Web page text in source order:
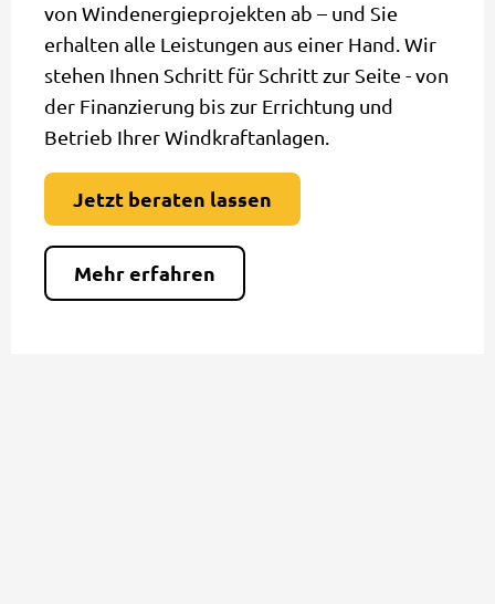
von Windenergieprojekten ab – und Sie
erhalten alle Leistungen aus einer Hand. Wir
stehen Ihnen Schritt für Schritt zur Seite - von
der Finanzierung bis zur Errichtung und
Betrieb Ihrer Windkraftanlagen.
Jetzt beraten lassen
Mehr erfahren